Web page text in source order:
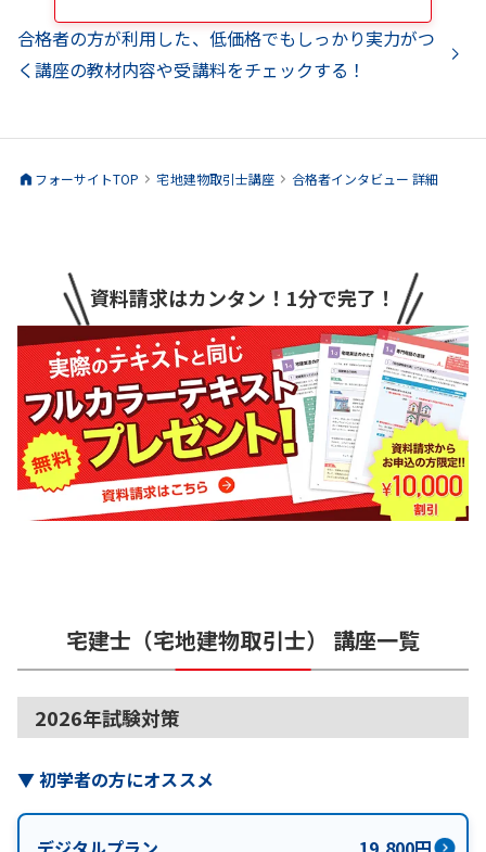
合格者の方が利用した、低価格でもしっかり実力がつ
く講座の教材内容や受講料をチェックする！
フォーサイトTOP 宅地建物取引士講座 合格者インタビュー 詳細
資料請求はカンタン！1分で完了！
宅建士（宅地建物取引士） 講座一覧
2026年試験対策
▼初学者の方にオススメ